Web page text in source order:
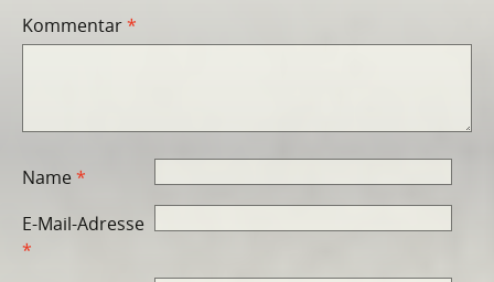
Kommentar*
Name*
E-Mail-Adresse
*